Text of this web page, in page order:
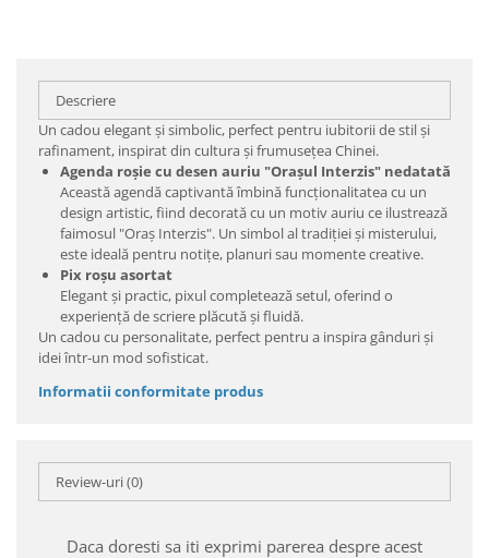
Descriere
Un cadou elegant și simbolic, perfect pentru iubitorii de stil și
rafinament, inspirat din cultura și frumusețea Chinei.
Agenda roșie cu desen auriu "Orașul Interzis" nedatată
Această agendă captivantă îmbină funcționalitatea cu un
design artistic, fiind decorată cu un motiv auriu ce ilustrează
faimosul "Oraș Interzis". Un simbol al tradiției și misterului,
este ideală pentru notițe, planuri sau momente creative.
Pix roșu asortat
Elegant și practic, pixul completează setul, oferind o
experiență de scriere plăcută și fluidă.
Un cadou cu personalitate, perfect pentru a inspira gânduri și
idei într-un mod sofisticat.
Informatii conformitate produs
Review-uri(0)
Daca doresti sa iti exprimi parerea despre acest